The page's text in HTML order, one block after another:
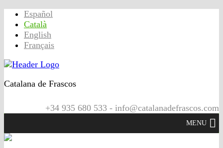
Español
Català
English
Français
Catalana de Frascos
+34 935 680 533 - info@catalanadefrascos.com
MENU